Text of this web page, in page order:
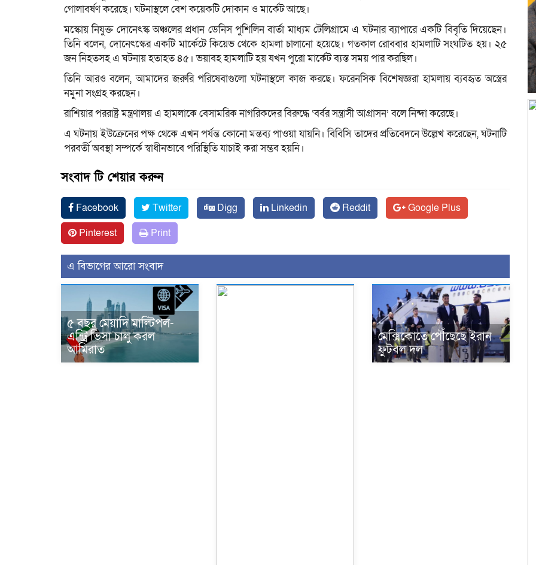
গোলাবর্ষণ করেছে। ঘটনাস্থলে বেশ কয়েকটি দোকান ও মার্কেট আছে।
মস্কোয় নিযুক্ত দোনেৎস্ক অঞ্চলের প্রধান ডেনিস পুশিলিন বার্তা মাধ্যম টেলিগ্রামে এ ঘটনার ব্যাপারে একটি বিবৃতি দিয়েছেন।
তিনি বলেন, দোনেৎস্কের একটি মার্কেটে কিয়েভ থেকে হামলা চালানো হয়েছে। গতকাল রোববার হামলাটি সংঘটিত হয়। ২৫
জন নিহতসহ এ ঘটনায় হতাহত ৪৫। ভয়াবহ হামলাটি হয় যখন পুরো মার্কেট ব্যস্ত সময় পার করছিল।
তিনি আরও বলেন, আমাদের জরুরি পরিষেবাগুলো ঘটনাস্থলে কাজ করছে। ফরেনসিক বিশেষজ্ঞরা হামলায় ব্যবহৃত অস্ত্রের
নমুনা সংগ্রহ করছেন।
রাশিয়ার পররাষ্ট্র মন্ত্রণালয় এ হামলাকে বেসামরিক নাগরিকদের বিরুদ্ধে ‘বর্বর সন্ত্রাসী আগ্রাসন’ বলে নিন্দা করেছে।
এ ঘটনায় ইউক্রেনের পক্ষ থেকে এখন পর্যন্ত কোনো মন্তব্য পাওয়া যায়নি। বিবিসি তাদের প্রতিবেদনে উল্লেখ করেছেন, ঘটনাটি
পরবর্তী অবস্থা সম্পর্কে স্বাধীনভাবে পরিস্থিতি যাচাই করা সম্ভব হয়নি।
সংবাদ টি শেয়ার করুন
Facebook Twitter Digg Linkedin Reddit
Google Plus
Pinterest
Print
এ বিভাগের আরো সংবাদ
৫ বছর মেয়াদি মাল্টিপল-
এন্ট্রি ভিসা চালু করল
আমিরাত
মেক্সিকোতে পৌঁছেছে ইরান
ফুটবল দল